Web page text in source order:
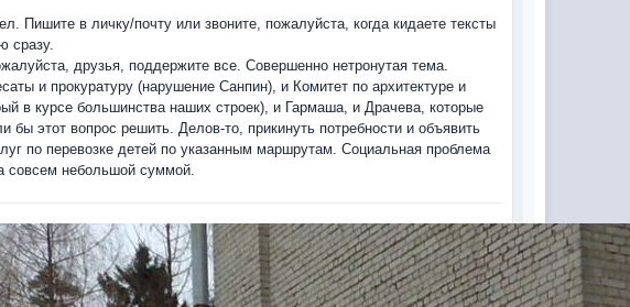
Пишите в личку/почту или звоните, пожалуйста, когда кидаете тексты
сразу.
друзья, поддержите все. Совершенно нетронутая тема.
и прокуратуру (нарушение Санпин), и Комитет по архитектуре и
в курсе большинства наших строек), и Гармаша, и Драчева, которые
бы этот вопрос решить. Делов-то, прикинуть потребности и объявить
по перевозке детей по указанным маршрутам. Социальная проблема
совсем небольшой суммой.